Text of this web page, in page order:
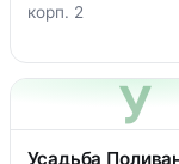
корп. 2
У
Усадьба